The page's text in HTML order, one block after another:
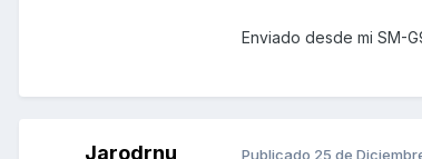
Enviado desde mi SM-
Jarodrnu Publicado 25 de